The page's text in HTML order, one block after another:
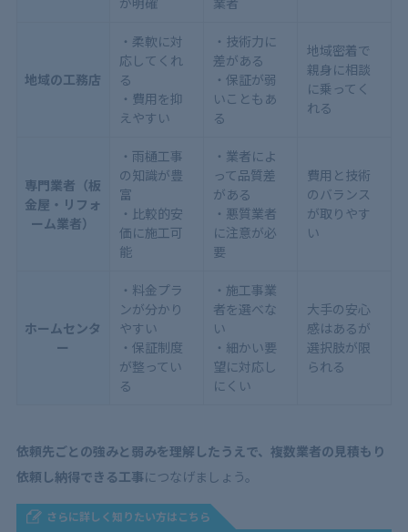
地域の工務店
・柔軟に対
応してくれ
る
・費用を抑
えやすい
・技術力に
差がある
・保証が弱
いこともあ
る
地域密着で
親身に相談
に乗ってく
れる
専門業者（板
金屋・リフォ
ーム業者）
・雨樋工事
の知識が豊
富
・比較的安
価に施工可
能
・業者によ
って品質差
がある
・悪質業者
に注意が必
要
費用と技術
のバランス
が取りやす
い
ホームセンタ
ー
・料金プラ
ンが分かり
やすい
・保証制度
が整ってい
る
・施工事業
者を選べな
い
・細かい要
望に対応し
にくい
大手の安心
感はあるが
選択肢が限
られる
依頼先ごとの強みと弱みを理解したうえで、複数業者の見積もり
依頼し納得できる工事につなげましょう。
さらに詳しく知りたい方はこちら